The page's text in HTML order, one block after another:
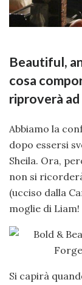
Beautiful,
cosa
riproverà
Abbiamo la
dopo essersi
Sheila. Ora,
non si
(ucciso dalla
moglie di Liam!
Si capirà